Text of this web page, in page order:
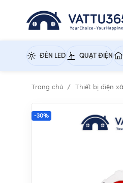
ĐÈN LED QUẠT ĐIỆN
Trang chủ Thiết bị điện
-30%